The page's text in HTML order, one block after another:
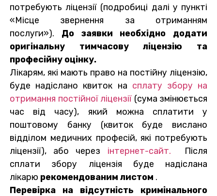
потребують ліцензії (подробиці далі у пункті
«Місце звернення за отриманням
послуги»). До заявки необхідно додати
оригінальну тимчасову ліцензію та
професійну оцінку.
Лікарям, які мають право на постійну ліцензію,
буде надіслано квиток на сплату збору на
отримання постійної ліцензії (сума змінюється
час від часу), який можна сплатити у
поштовому банку (квиток буде вислано
відділом медичних професій, які потребують
ліцензії), або через інтернет-сайт.
Після
сплати збору ліцензія буде надіслана
лікарю рекомендованим листом .
Перевірка на відсутність кримінального